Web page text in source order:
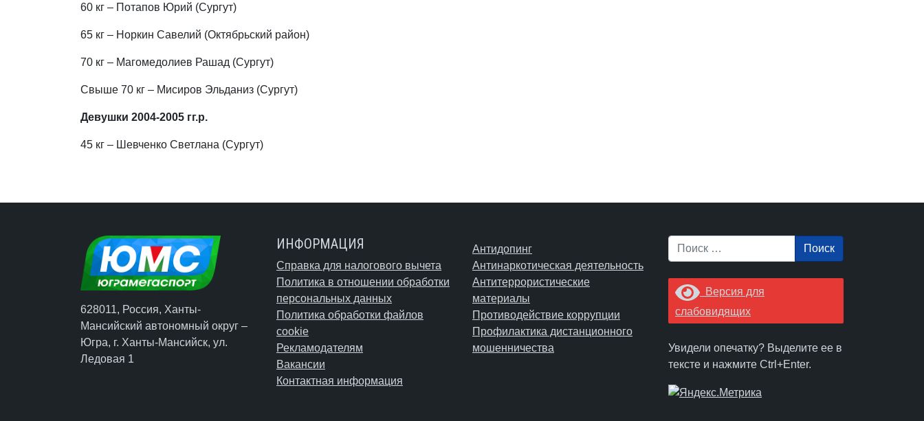
60 кг – Потапов Юрий (Сургут)
65 кг – Норкин Савелий (Октябрьский район)
70 кг – Магомедолиев Рашад (Сургут)
Свыше 70 кг – Мисиров Эльданиз (Сургут)
Девушки 2004-2005 гг.р.
45 кг – Шевченко Светлана (Сургут)
628011, Россия, Ханты-
Мансийский автономный округ –
Югра, г. Ханты-Мансийск, ул.
Ледовая 1
ИНФОРМАЦИЯ
Справка для налогового вычета
Политика в отношении обработки
персональных данных
Политика обработки файлов
cookie
Рекламодателям
Вакансии
Контактная информация
Антидопинг
Антинаркотическая деятельность
Антитеррористические
материалы
Противодействие коррупции
Профилактика дистанционного
мошенничества
Поиск
Версия для
слабовидящих
Увидели опечатку? Выделите ее в
тексте и нажмите Ctrl+Enter.